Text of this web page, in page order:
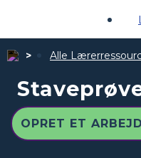
Alle
OPRET ET